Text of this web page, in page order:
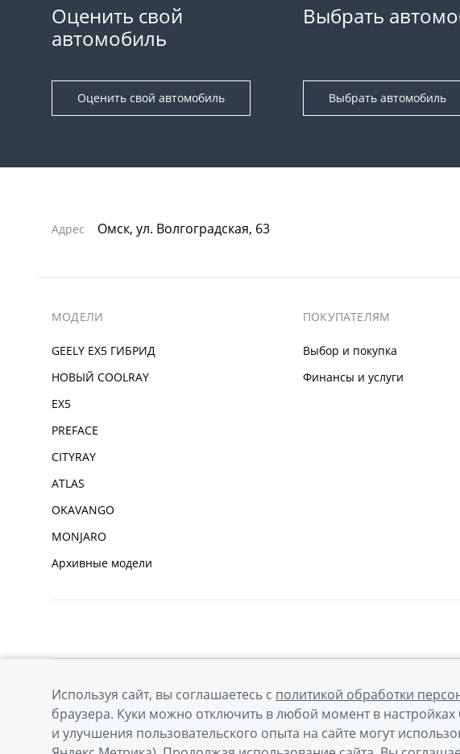
Оценить свой
автомобиль
Оценить свой автомобиль
Выбрать
Выбрать автомобиль
Адрес Омск, ул. Волгоградская, 63
МОДЕЛИ
GEELY EX5 ГИБРИД
НОВЫЙ COOLRAY
EX5
PREFACE
CITYRAY
ATLAS
OKAVANGO
MONJARO
Архивные модели
ПОКУПАТЕЛЯМ
Выбор и покупка
Финансы и услуги
© 2026 Официальный сайт Geely в России Политика обработки
Используя сайт, вы соглашаетесь с политикой обработки
браузера. Куки можно отключить в любой момент в
и улучшения пользовательского опыта на сайте могут